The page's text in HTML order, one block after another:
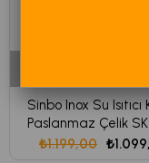
Sinbo Inox Su
Paslanmaz Çelik
₺1.199,00